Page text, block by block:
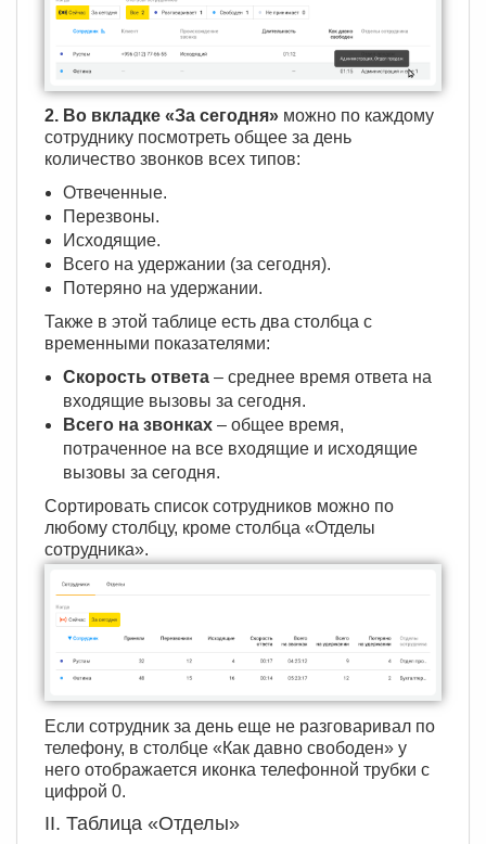
2. Во вкладке «За сегодня» можно по каждому
сотруднику посмотреть общее за день
количество звонков всех типов:
Отвеченные.
Перезвоны.
Исходящие.
Всего на удержании (за сегодня).
Потеряно на удержании.
Также в этой таблице есть два столбца с
временными показателями:
Скорость ответа – среднее время ответа на
входящие вызовы за сегодня.
Всего на звонках – общее время,
потраченное на все входящие и исходящие
вызовы за сегодня.
Сортировать список сотрудников можно по
любому столбцу, кроме столбца «Отделы
сотрудника».
Если сотрудник за день еще не разговаривал по
телефону, в столбце «Как давно свободен» у
него отображается иконка телефонной трубки с
цифрой 0.
II. Таблица «Отделы»